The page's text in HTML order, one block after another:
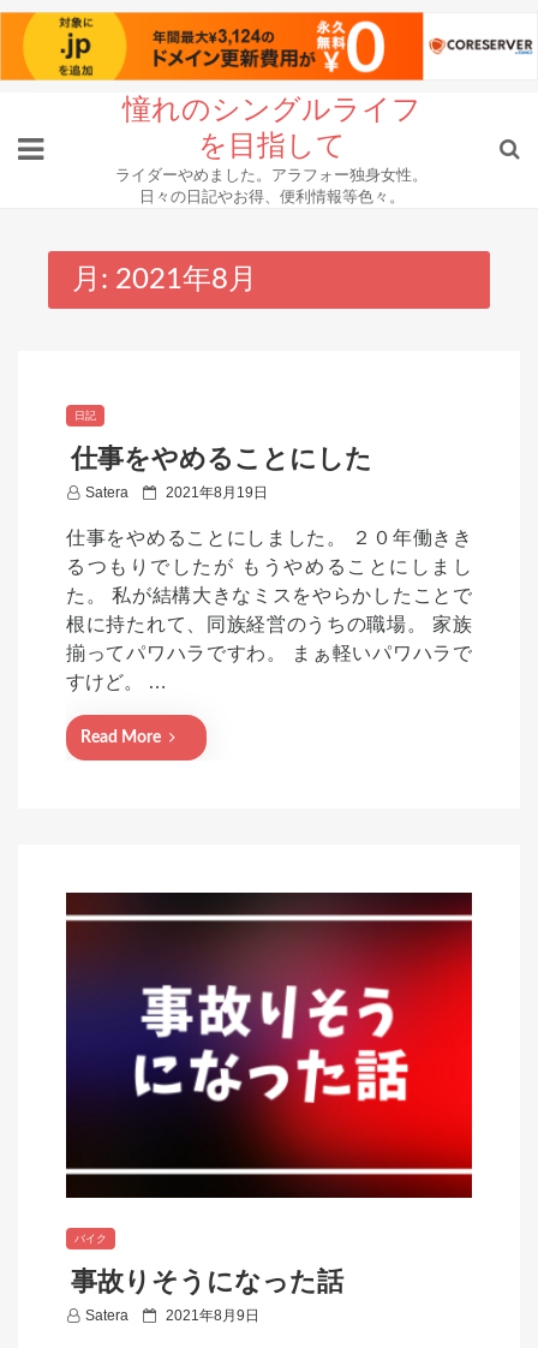
content
憧れのシングルライフ
を目指して
ライダーやめました。アラフォー独身女性。
日々の日記やお得、便利情報等色々。
月: 2021年8月
日記
仕事をやめることにした
Satera
P
s
e
d
o
n
2021年8月19日
仕事をやめることにしました。 ２０年働きき
るつもりでしたが もうやめることにしまし
た。 私が結構大きなミスをやらかしたことで
根に持たれて、同族経営のうちの職場。 家族
揃ってパワハラですわ。 まぁ軽いパワハラで
すけど。 …
Read More
バイク
事故りそうになった話
Satera
P 2021年8月9日